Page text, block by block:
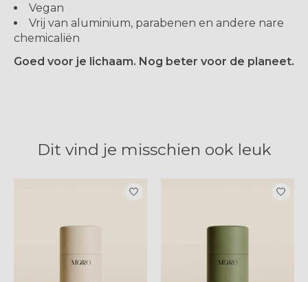
Vegan
Vrij van aluminium, parabenen en andere nare
chemicaliën
Goed voor je lichaam. Nog beter voor de planeet.
Dit vind je misschien ook leuk
Items van productcarrousel